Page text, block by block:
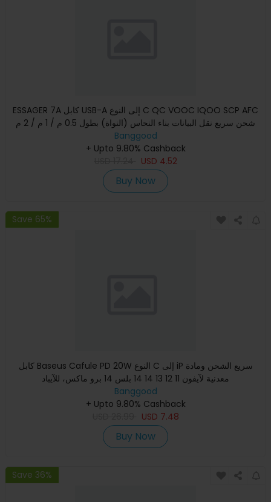
ESSAGER 7A كابل USB-A إلى النوع C QC VOOC IQOO SCP AFC
شحن سريع نقل البيانات بناء النحاس (النواة) بطول 0.5 م / 1 م / 2 م
Banggood
+ Upto 9.80% Cashback
USD 4.52
Buy Now
Save 65%
كابل Baseus Cafule PD 20W النوع C إلى iP سريع الشحن ومادة
معدنية لآيفون 11 12 13 14 14 بلس 14 برو ماكس، للآيباد
Banggood
+ Upto 9.80% Cashback
USD 7.48
Buy Now
Save 36%